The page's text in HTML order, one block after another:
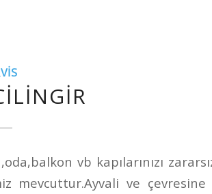
vb kapılarınızı
mevcuttur.Ayvali ve